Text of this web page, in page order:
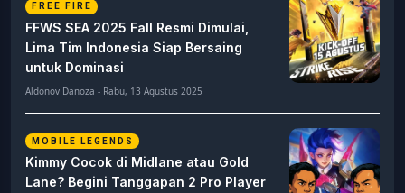
FREE FIRE
FFWS SEA 2025 Fall Resmi Dimulai,
Lima Tim Indonesia Siap Bersaing
untuk Dominasi
Aldonov Danoza - Rabu, 13 Agustus 2025
MOBILE LEGENDS
Kimmy Cocok di Midlane atau Gold
Lane? Begini Tanggapan 2 Pro Player